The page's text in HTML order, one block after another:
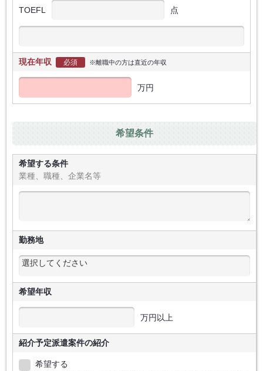
TOEFL 点
現在年収 必須 ※離職中の方は直近の年収
万円
希望条件
希望する条件
業種、職種、企業名等
勤務地
希望年収
万円以上
紹介予定派遣案件の紹介
希望する